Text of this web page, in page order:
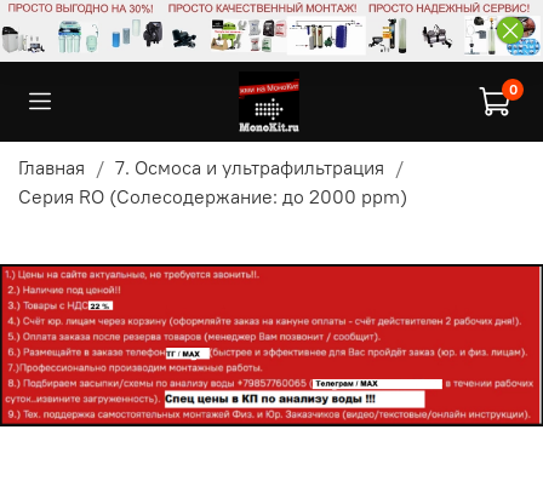
0
Главная
7. Осмоса и ультрафильтрация
Серия RO (Солесодержание: до 2000 ppm)